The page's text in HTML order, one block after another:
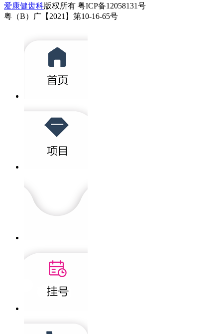
爱康健齿科版权所有 粤ICP备12058131号
粤（B）广【2021】第10-16-65号